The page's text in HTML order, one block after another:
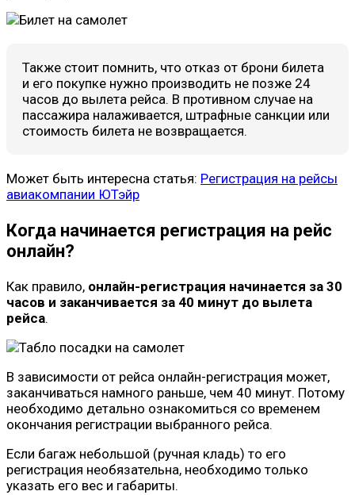
Также стоит помнить, что отказ от брони билета
и его покупке нужно производить не позже 24
часов до вылета рейса. В противном случае на
пассажира налаживается, штрафные санкции или
стоимость билета не возвращается.
Может быть интересна статья: Регистрация на рейсы
авиакомпании ЮТэйр
Когда начинается регистрация на рейс
онлайн?
Как правило, онлайн-регистрация начинается за 30
часов и заканчивается за 40 минут до вылета
рейса.
В зависимости от рейса онлайн-регистрация может,
заканчиваться намного раньше, чем 40 минут. Потому
необходимо детально ознакомиться со временем
окончания регистрации выбранного рейса.
Если багаж небольшой (ручная кладь) то его
регистрация необязательна, необходимо только
указать его вес и габариты.